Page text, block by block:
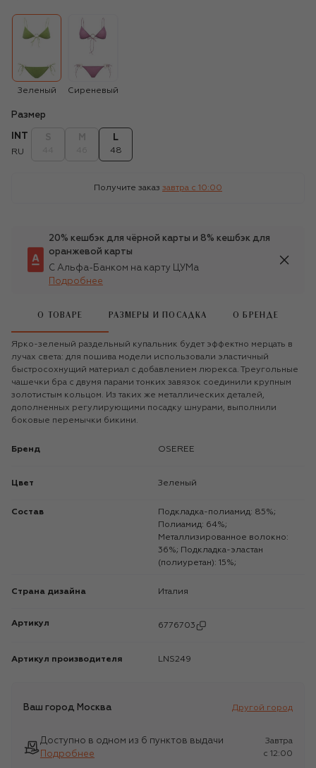
Зеленый Сиреневый
Размер
INT
RU
L
48
Получите заказ завтра c 10:00
20% кешбэк для чёрной карты и 8% кешбэк для
оранжевой карты
С Альфа-Банком на карту ЦУМа
Подробнее
О ТОВАРЕ РАЗМЕРЫ И ПОСАДКА О БРЕНДЕ
Ярко-зеленый раздельный купальник будет эффектно мерцать в
лучах света: для пошива модели использовали эластичный
быстросохнущий материал с добавлением люрекса. Треугольные
чашечки бра с двумя парами тонких завязок соединили крупным
золотистым кольцом. Из таких же металлических деталей,
дополненных регулирующими посадку шнурами, выполнили
боковые перемычки бикини.
Бренд OSEREE
Цвет Зеленый
Состав
Подкладка-полиамид: 85%;
Полиамид: 64%;
Металлизированное волокно:
36%; Подкладка-эластан
(полиуретан): 15%;
Страна дизайна Италия
Артикул 6776703
Артикул производителя LNS249
Ваш город Москва Другой город
Доступно в одном из 6 пунктов выдачи
Подробнее
Завтра
c 12:00